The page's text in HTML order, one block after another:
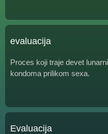
evaluacija
Proces koji traje devet
kondoma prilikom sexa.
Evaluacija